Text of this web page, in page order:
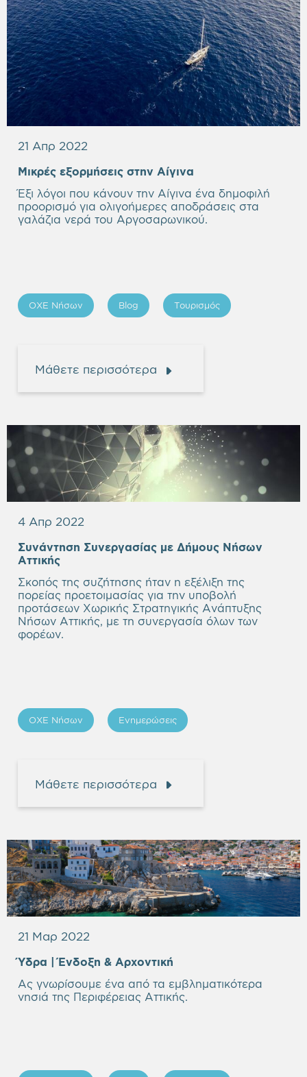
21 Απρ 2022
Μικρές εξορμήσεις στην Αίγινα
Έξι λόγοι που κάνουν την Αίγινα ένα δημοφιλή
προορισμό για ολιγοήμερες αποδράσεις στα
γαλάζια νερά του Αργοσαρωνικού.
ΟΧΕ Νήσων Blog Τουρισμός
Μάθετε περισσότερα
4 Απρ 2022
Συνάντηση Συνεργασίας με Δήμους Νήσων
Αττικής
Σκοπός της συζήτησης ήταν η εξέλιξη της
πορείας προετοιμασίας για την υποβολή
προτάσεων Χωρικής Στρατηγικής Ανάπτυξης
Νήσων Αττικής, με τη συνεργασία όλων των
φορέων.
ΟΧΕ Νήσων Ενημερώσεις
Μάθετε περισσότερα
21 Μαρ 2022
Ύδρα | Ένδοξη & Αρχοντική
Ας γνωρίσουμε ένα από τα εμβληματικότερα
νησιά της Περιφέρειας Αττικής.